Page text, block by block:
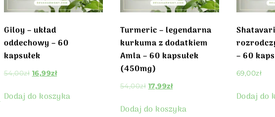
Giloy – układ
oddechowy – 60
kapsułek
54,00zł 16,99zł
Dodaj do koszyka
Turmeric – legendarna
kurkuma z dodatkiem
Amla – 60 kapsułek
(450mg)
54,00zł 17,99zł
Dodaj do koszyka
– 60
69,00zł
Dodaj do